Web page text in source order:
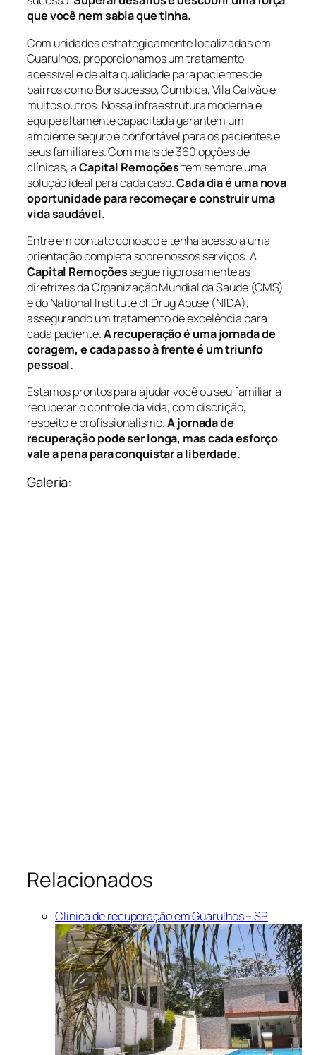
que você nem sabia que tinha.
Com unidades estrategicamente localizadas em
Guarulhos, proporcionamos um tratamento
acessível e de alta qualidade para pacientes de
bairros como Bonsucesso, Cumbica, Vila Galvão e
muitos outros. Nossa infraestrutura moderna e
equipe altamente capacitada garantem um
ambiente seguro e confortável para os pacientes e
seus familiares. Com mais de 360 opções de
clínicas, aCapital Remoçõestem sempre uma
solução ideal para cada caso.Cada dia é uma nova
oportunidade para recomeçar e construir uma
vida saudável.
Entre em contato conosco e tenha acesso a uma
orientação completa sobre nossos serviços. A
Capital Remoçõessegue rigorosamente as
diretrizes da Organização Mundial da Saúde (OMS)
e do National Institute of Drug Abuse (NIDA),
assegurando um tratamento de excelência para
cada paciente.A recuperação é uma jornada de
coragem, e cada passo à frente é um triunfo
pessoal.
Estamos prontos para ajudar você ou seu familiar a
recuperar o controle da vida, com discrição,
respeito e profissionalismo.A jornada de
recuperação pode ser longa, mas cada esforço
vale a pena para conquistar a liberdade.
Galeria:
Relacionados
Clínica de recuperação em Guarulhos – SP